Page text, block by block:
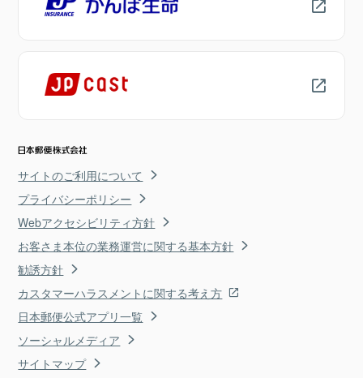
サイトのご利用について
プライバシーポリシー
Webアクセシビリティ方針
お客さま本位の業務運営に関する基本方針
勧誘方針
カスタマーハラスメントに関する考え方
日本郵便公式アプリ一覧
ソーシャルメディア
サイトマップ